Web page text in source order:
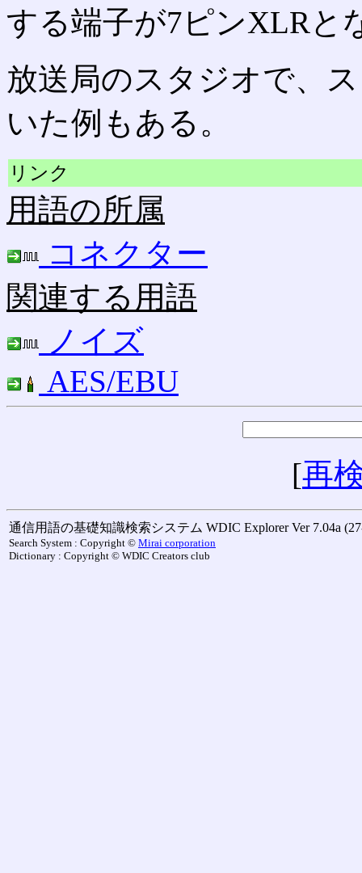
する端子が7ピンXLRと
放送局のスタジオで、
いた例もある。
リンク
用語の所属
コネクター
関連する用語
ノイズ
AES/EBU
[再
通信用語の基礎知識検索システム WDIC Explorer Ver 7.04a
Search System : Copyright © Mirai corporation
Dictionary : Copyright © WDIC Creators club